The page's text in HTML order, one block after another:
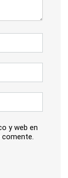
y web en
comente.